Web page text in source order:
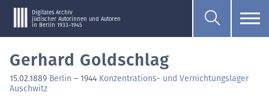
Digitales Archiv
jüdischer Autorinnen und Autoren
in Berlin 1933–1945
Gerhard Goldschlag
15.02.1889 Berlin – 1944 Konzentrations- und Vernichtungslager
Auschwitz